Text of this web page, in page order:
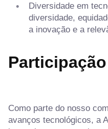
Diversidade em
diversidade,
a inovação e a
Como parte do nosso
avanços tecnológicos, a